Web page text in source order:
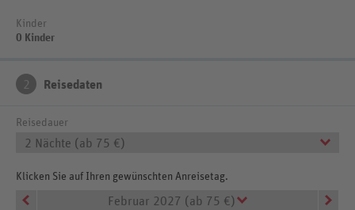
Kinder
0 Kinder
2 Reisedaten
Reisedauer
2 Nächte (ab 75 €)
Klicken Sie auf Ihren gewünschten Anreisetag.
Februar 2027 (ab 75 €)